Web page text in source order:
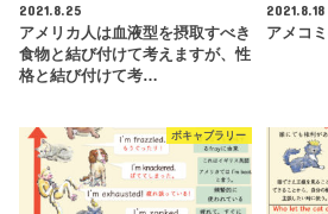
2021.8.25
アメリカ人は血液型を摂取すべき
食物と結び付けて考えますが、性
格と結び付けて考…
2021.8.18
アメコ
ボキャブラリー